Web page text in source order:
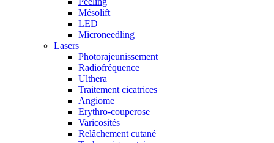
Mésolift
LED
Microneedling
Lasers
Photorajeunissement
Radiofréquence
Ulthera
Traitement cicatrices
Angiome
Erythro-couperose
Varicosités
Relâchement cutané